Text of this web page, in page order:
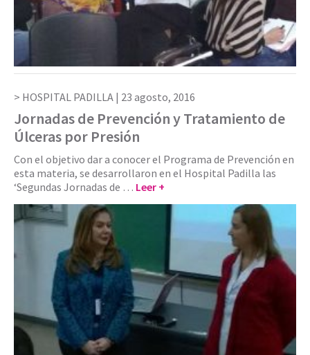
HOSPITAL PADILLA | 23 agosto, 2016
Jornadas de Prevención y Tratamiento de
Úlceras por Presión
Con el objetivo dar a conocer el Programa de Prevención en
esta materia, se desarrollaron en el Hospital Padilla las
‘Segundas Jornadas de … Leer +